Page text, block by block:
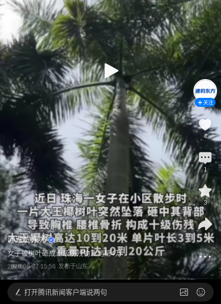
@速豹东方
女子被树叶砸成十级伤残物业判赔4万
2026-06-27 15:56 发布于山东
关注
4
1
3
4
打开腾讯新闻客户端说两句